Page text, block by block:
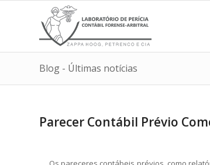
Blog - Últimas notícias
Parecer Contábil Prévio